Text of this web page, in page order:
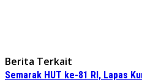
Berita Terkait
Semarak HUT ke-81 RI, Lapas